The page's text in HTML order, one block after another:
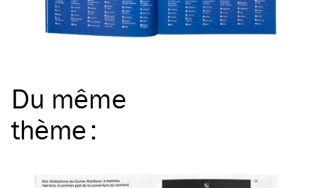
Du même
thème: